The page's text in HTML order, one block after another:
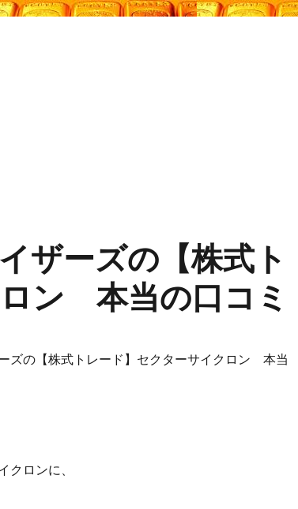
ザーズの【株式ト
ン 本当の口コミ
ズの【株式トレード】セクターサイクロン 本当
クロンに、